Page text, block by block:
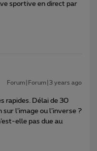
sportive en direct par
Forum|Forum|3 years ago
rapides. Délai de 30
l’image ou l’inverse ?
elle pas due au